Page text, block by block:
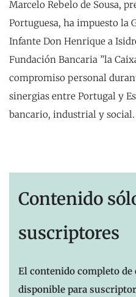
Marcelo Rebelo de Sousa,
Portuguesa, ha impuesto la
Infante Don Henrique a
Fundación Bancaria ”la
compromiso personal
sinergias entre Portugal y
bancario, industrial y social.
Contenido
suscriptores
El contenido completo
disponible para